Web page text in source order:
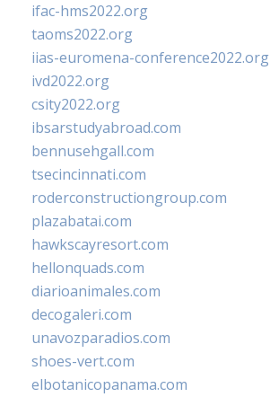
ifac-hms2022.org
taoms2022.org
iias-euromena-conference2022.org
ivd2022.org
csity2022.org
ibsarstudyabroad.com
bennusehgall.com
tsecincinnati.com
roderconstructiongroup.com
plazabatai.com
hawkscayresort.com
hellonquads.com
diarioanimales.com
decogaleri.com
unavozparadios.com
shoes-vert.com
elbotanicopanama.com